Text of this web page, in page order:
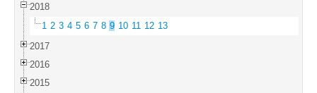
2018
1 2 3 4 5 6 7 8 9 10 11 12 13
2017
2016
2015